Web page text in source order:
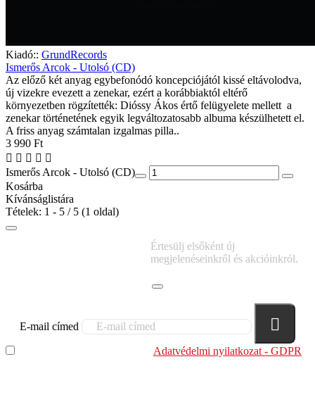
Kiadó:: GrundRecords
Ismerős Arcok - Utolsó (CD)
Az előző két anyag egybefonódó koncepciójától kissé eltávolodva,
új vizekre evezett a zenekar, ezért a korábbiaktól eltérő
környezetben rögzítették: Dióssy Ákos értő felügyelete mellett a
zenekar történetének egyik legváltozatosabb albuma készülhetett el.
A friss anyag számtalan izgalmas pilla..
3 990 Ft
Ismerős Arcok - Utolsó (CD)
Kosárba
Kívánságlistára
Tételek: 1 - 5 / 5 (1 oldal)
Értesülj elsőként új
megjelenéseinkről és akcióinkról.
E-mail címed
Adatvédelmi nyilatkozat - GDPR